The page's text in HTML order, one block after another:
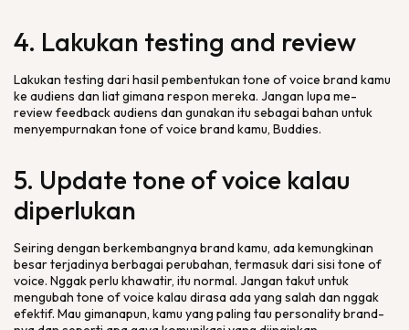
4. Lakukan testing and review
Lakukan testing dari hasil pembentukan tone of voice brandkamu
ke audiens dan liat gimana respon mereka. Jangan lupa me-
review feedbackaudiens dan gunakan itu sebagai bahan untuk
menyempurnakan tone of voice brandkamu, Buddies.
5. Update tone of voice kalau
diperlukan
Seiring dengan berkembangnyabrandkamu, ada kemungkinan
besar terjadinya berbagai perubahan, termasuk dari sisi tone of
voice. Nggak perlu khawatir, itu normal. Jangan takut untuk
mengubah tone of voice kalau dirasa ada yang salah dan nggak
efektif. Mau gimanapun, kamu yang paling tau personality brand-